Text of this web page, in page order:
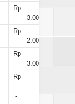
Rp
3.000
Rp
2.000
Rp
3.000
Rp
-